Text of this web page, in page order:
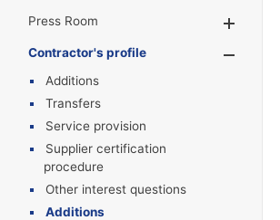
Press Room
Contractor's profile
Additions
Transfers
Service provision
Supplier certification
procedure
Other interest questions
Additions